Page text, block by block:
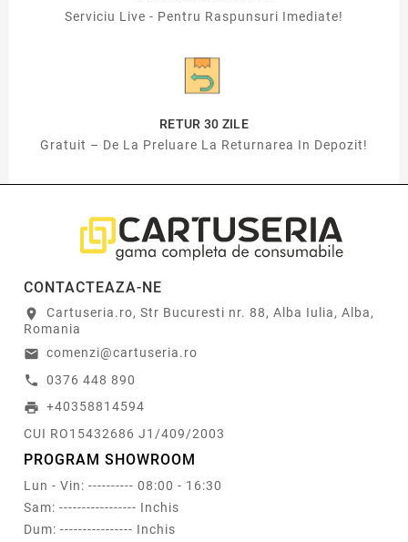
Serviciu Live - Pentru Raspunsuri Imediate!
RETUR 30 ZILE
Gratuit – De La Preluare La Returnarea In Depozit!
CONTACTEAZA-NE
location_on
Cartuseria.ro, Str Bucuresti nr. 88, Alba Iulia, Alba,
Romania
email comenzi@cartuseria.ro
call 0376 448 890
print +40358814594
CUI RO15432686 J1/409/2003
PROGRAM SHOWROOM
Lun - Vin: ---------- 08:00 - 16:30
Sam: ----------------- Inchis
Dum: ---------------- Inchis